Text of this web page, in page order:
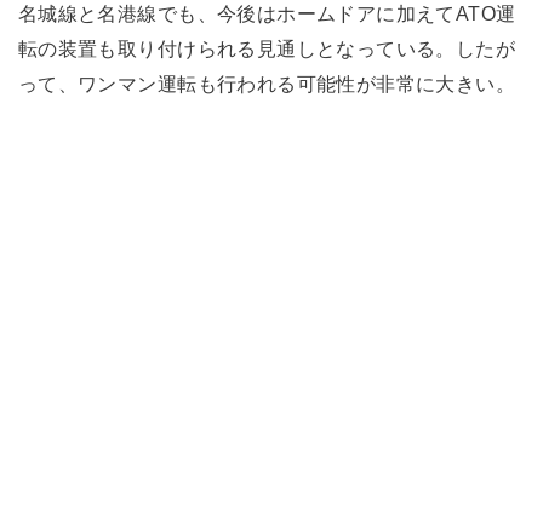
名城線と名港線でも、今後はホームドアに加えてATO運
転の装置も取り付けられる見通しとなっている。したが
って、ワンマン運転も行われる可能性が非常に大きい。